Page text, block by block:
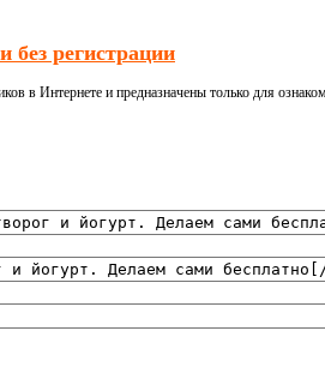
без регистрации
в Интернете и предназначены только для